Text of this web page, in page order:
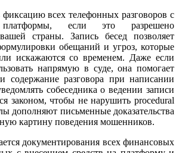
всех телефонных разговоров с
платформы, если это разрешено
вашей страны. Запись бесед позволяет
обещаний и угроз, которые
искажаются со временем. Даже если
напрямую в суде, она помогает
содержание разговора при написании
собеседника о ведении записи
законом, чтобы не нарушить procedural
дополняют письменные доказательства
картину поведения мошенников.
документирования всех финансовых